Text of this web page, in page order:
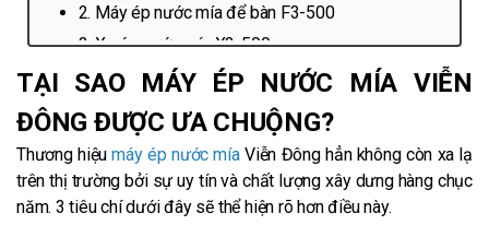
2. Máy ép nước mía để bàn F3-500
3. Xe ép nước mía X3-500
4. Xe nước mía có kính X2K-500
5. Xe nước mía có kính, X4K-500
TẠI SAO MÁY ÉP NƯỚC MÍA VIỄN
ĐÔNG ĐƯỢC ƯA CHUỘNG?
Thương hiệumáy ép nước míaViễn Đông hẳn không còn xa lạ
trên thị trường bởi sự uy tín và chất lượng xây dưng hàng chục
năm. 3 tiêu chí dưới đây sẽ thể hiện rõ hơn điều này.